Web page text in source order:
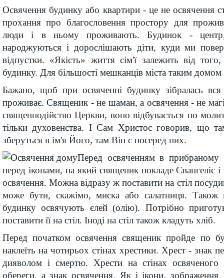
Освячення будинку або квартири - це не освячення
прохання про благословення простору для
люди і в ньому проживають. Будинок -
народжуються і дорослішають діти, куди ми
відпустки. «Якість» життя сім'ї залежить від
будинку. Для більшості мешканців міста таким домом
Бажано, щоб при освяченні будинку зібралась
проживає. Священик - не шаман, а освячення - не
священнодійство Церкви, воно відбувається по
тільки духовенства. І Сам Христос говорив, що
зберуться в ім'я Його, там Він є посеред них.
Перед освяченням в прибраному
перед іконами, на який священик покладе Євангеліє
освячення. Можна відразу ж поставити на стіл
може бути, скажімо, миска або салатниця. Також
будинку освячують єлей (олію). Потрібно
поставити її на стіл. Іноді на стіл також кладуть хліб.
Перед початком освячення священик пройде по
наклеїть на чотирьох стінах хрестики. Хрест - знак
дияволом і смертю. Хрести на стінах освяченого
обереги, а знак освячення. Як і ікони, зображення